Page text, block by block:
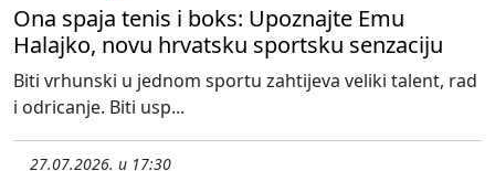
Ona spaja tenis i boks: Upoznajte Emu
Halajko, novu hrvatsku sportsku senzaciju
Biti vrhunski u jednom sportu zahtijeva veliki talent, rad
i odricanje. Biti usp...
27.07.2026. u 17:30